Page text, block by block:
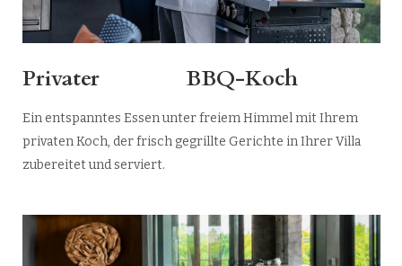
Privater BBQ-Koch
Ein entspanntes Essen unter freiem Himmel mit Ihrem
privaten Koch, der frisch gegrillte Gerichte in Ihrer Villa
zubereitet und serviert.